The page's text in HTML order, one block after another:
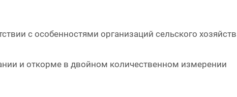
с особенностями организаций сельского
и откорме в двойном количественном измерении